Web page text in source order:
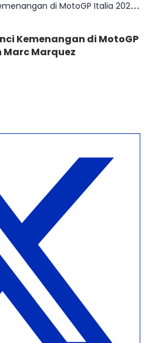
Francesco Bagnaia Kunci Kemenangan di MotoGP Italia 2024 Tinggalkan Marc Marquez
Kemenangan di MotoGP
Marquez